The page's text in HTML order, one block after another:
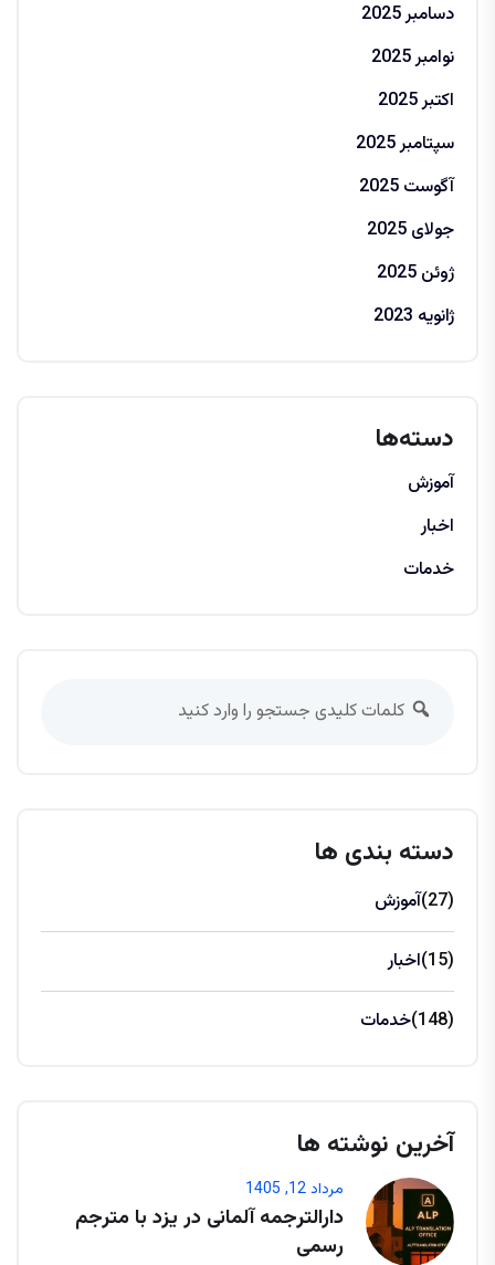
دسامبر 2025
نوامبر 2025
اکتبر 2025
سپتامبر 2025
آگوست 2025
جولای 2025
ژوئن 2025
ژانویه 2023
دسته‌ها
آموزش
اخبار
خدمات
دسته بندی ها
آموزش (27)
اخبار (15)
خدمات (148)
آخرین نوشته ها
مرداد 12, 1405
دارالترجمه آلمانی در یزد با مترجم
رسمی